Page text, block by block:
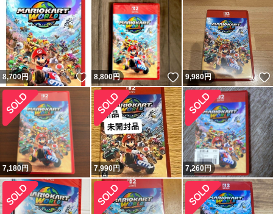
8,700円 いいね！
8,800円 いいね！
9,980円
7,180円 7,990円 7,260円